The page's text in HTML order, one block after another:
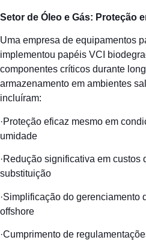
Setor de Óleo e Gás: Proteção
Uma empresa de equipamentos
implementou papéis VCI
componentes críticos durante
armazenamento em ambientes
incluíram:
·Proteção eficaz mesmo em
umidade
·Redução significativa em custos
substituição
·Simplificação do gerenciamento
offshore
·Cumprimento de